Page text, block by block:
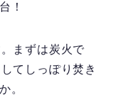
！
まずは炭火で
てしっぽり焚き
。